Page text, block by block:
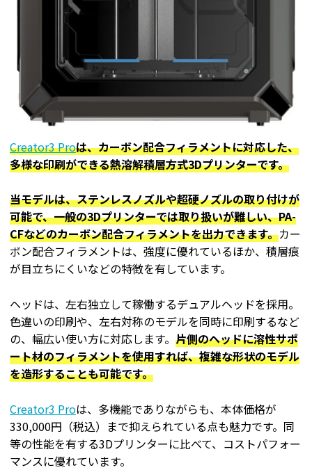
Creator3 Proは、カーボン配合フィラメントに対応した、
多様な印刷ができる熱溶解積層方式3Dプリンターです。
当モデルは、ステンレスノズルや超硬ノズルの取り付けが
可能で、一般の3Dプリンターでは取り扱いが難しい、PA-
CFなどのカーボン配合フィラメントを出力できます。カー
ボン配合フィラメントは、強度に優れているほか、積層痕
が目立ちにくいなどの特徴を有しています。
ヘッドは、左右独立して稼働するデュアルヘッドを採用。
色違いの印刷や、左右対称のモデルを同時に印刷するなど
の、幅広い使い方に対応します。 片側のヘッドに溶性サポ
ート材のフィラメントを使用すれば、複雑な形状のモデル
を造形することも可能です。
Creator3 Proは、多機能でありながらも、本体価格が
330,000円（税込）まで抑えられている点も魅力です。同
等の性能を有する3Dプリンターに比べて、コストパフォー
マンスに優れています。